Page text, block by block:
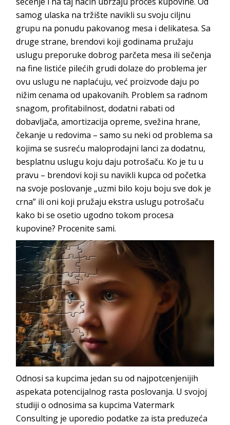
samog ulaska na tržište navikli su svoju ciljnu
grupu na ponudu pakovanog mesa i delikatesa. Sa
druge strane, brendovi koji godinama pružaju
uslugu preporuke dobrog parčeta mesa ili sečenja
na fine listiće pilećih grudi dolaze do problema jer
ovu uslugu ne naplaćuju, već proizvode daju po
nižim cenama od upakovanih. Problem sa radnom
snagom, profitabilnost, dodatni rabati od
dobavljača, amortizacija opreme, svežina hrane,
čekanje u redovima – samo su neki od problema sa
kojima se susreću maloprodajni lanci za dodatnu,
besplatnu uslugu koju daju potrošaču. Ko je tu u
pravu – brendovi koji su navikli kupca od početka
na svoje poslovanje „uzmi bilo koju boju sve dok je
crna” ili oni koji pružaju ekstra uslugu potrošaču
kako bi se osetio ugodno tokom procesa
kupovine? Procenite sami.
Odnosi sa kupcima jedan su od najpotcenjenijih
aspekata potencijalnog rasta poslovanja. U svojoj
studiji o odnosima sa kupcimaVatermark
Consulting je uporedio podatke za ista preduzeća